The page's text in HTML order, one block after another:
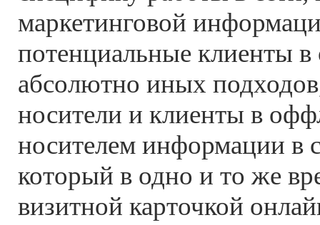
маркетинговой
потенциальные клиенты
абсолютно иных
носители и клиенты в
носителем информации в
который в одно и то же
визитной карточкой